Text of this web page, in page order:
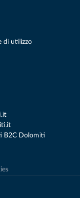
di utilizzo
B2C Dolomiti